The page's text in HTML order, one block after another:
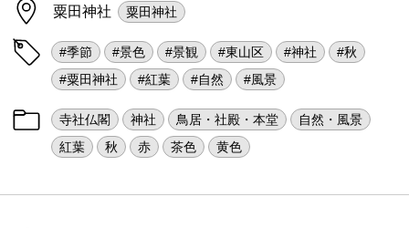
粟田神社 粟田神社
#季節 #景色 #景観 #東山区 #神社
#秋
#粟田神社
#紅葉 #自然 #風景
寺社仏閣 神社 鳥居・社殿・本堂
自然・風景
紅葉
秋 赤 茶色 黄色